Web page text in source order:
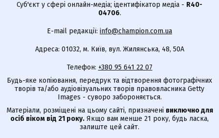
Суб'єкт у сфері онлайн-медіа; ідентифікатор медіа - R40-
04706.
E-mail редакції: info@champion.com.ua
Адреса: 01032, м. Київ, вул. Жилянська, 48, 50А
Телефон: +380 95 641 22 07
Будь-яке копіювання, передрук та відтворення фотографічних
творів та/або аудіовізуальних творів правовласника Getty
Images - суворо забороняється.
Матеріали, розміщені на цьому сайті, призначені виключно для
осіб віком від 21 року. Якщо вам менше 21 року, будь ласка,
залиште цей сайт.